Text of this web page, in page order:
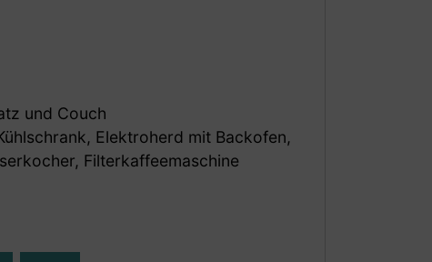
:)
und Couch
Elektroherd mit Backofen,
Filterkaffeemaschine
vorhanden